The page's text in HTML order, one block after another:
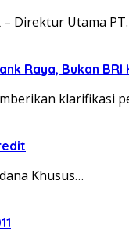
– Direktur Utama
Raya, Bukan BRI
klarifikasi
Khusus…